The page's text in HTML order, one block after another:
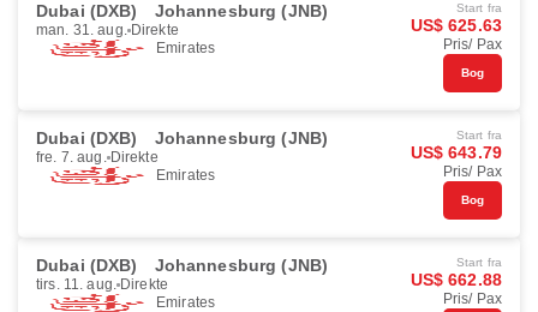
Dubai (DXB) Johannesburg (JNB)
man. 31. aug. Direkte
Emirates
Start fra
US$ 625.63
Pris/ Pax
Bog
Dubai (DXB) Johannesburg (JNB)
fre. 7. aug. Direkte
Emirates
Start fra
US$ 643.79
Pris/ Pax
Bog
Dubai (DXB) Johannesburg (JNB)
tirs. 11. aug. Direkte
Emirates
Start fra
US$ 662.88
Pris/ Pax